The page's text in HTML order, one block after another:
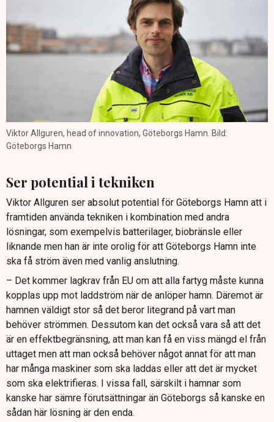
Viktor Allguren, head of innovation, Göteborgs Hamn. Bild:
Göteborgs Hamn
Ser potential i tekniken
Viktor Allguren ser absolut potential för Göteborgs Hamn att i
framtiden använda tekniken i kombination med andra
lösningar, som exempelvis batterilager, biobränsle eller
liknande men han är inte orolig för att Göteborgs Hamn inte
ska få ström även med vanlig anslutning.
– Det kommer lagkrav från EU om att alla fartyg måste kunna
kopplas upp mot laddström när de anlöper hamn. Däremot är
hamnen väldigt stor så det beror litegrand på vart man
behöver strömmen. Dessutom kan det också vara så att det
är en effektbegränsning, att man kan få en viss mängd el från
uttaget men att man också behöver något annat för att man
har många maskiner som ska laddas eller att det är mycket
som ska elektrifieras. I vissa fall, särskilt i hamnar som
kanske har sämre förutsättningar än Göteborgs så kanske en
sådan här lösning är den enda.